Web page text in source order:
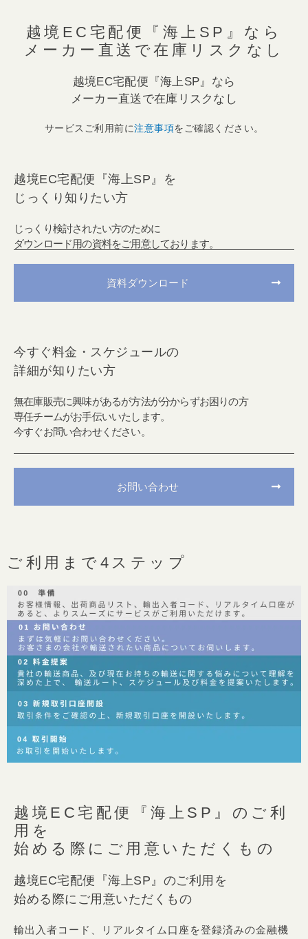
越境EC宅配便『海上SP』なら
メーカー直送で在庫リスクなし
越境EC宅配便『海上SP』なら
メーカー直送で在庫リスクなし
サービスご利用前に注意事項をご確認ください。
越境EC宅配便『海上SP』を
じっくり知りたい方
じっくり検討されたい方のために
ダウンロード用の資料をご用意しております。
資料ダウンロード
今すぐ料金・スケジュールの
詳細が知りたい方
無在庫販売に興味があるが方法が分からずお困りの方
専任チームがお手伝いいたします。
今すぐお問い合わせください。
お問い合わせ
ご利用まで4ステップ
越境EC宅配便『海上SP』のご利
用を
始める際にご用意いただくもの
越境EC宅配便『海上SP』のご利用を
始める際にご用意いただくもの
輸出入者コード、リアルタイム口座を登録済みの金融機